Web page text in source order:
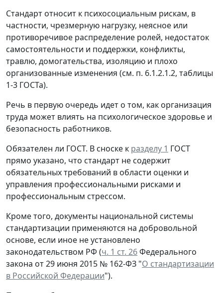
Стандарт относит к психосоциальным рискам, в
частности, чрезмерную нагрузку, неясное или
противоречивое распределение ролей, недостаток
самостоятельности и поддержки, конфликты,
травлю, домогательства, изоляцию и плохо
организованные изменения (см. п. 6.1.2.1.2, таблицы
1-3 ГОСТа).
Речь в первую очередь идет о том, как организация
труда может влиять на психологическое здоровье и
безопасность работников.
Обязателен ли ГОСТ. В сноске к разделу 1 ГОСТ
прямо указано, что стандарт не содержит
обязательных требований в области оценки и
управления профессиональными рисками и
профессиональным стрессом.
Кроме того, документы национальной системы
стандартизации применяются на добровольной
основе, если иное не установлено
законодательством РФ (ч. 1 ст. 26Федерального
закона от 29 июня 2015 № 162-ФЗ "О стандартизации
в Российской Федерации").